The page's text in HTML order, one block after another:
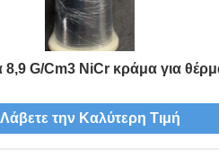
8,9 G/Cm3 NiCr κράμα για
Λάβετε την Καλύτερη Τιμή